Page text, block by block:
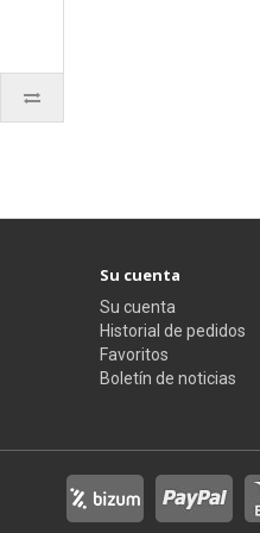
Su cuenta
Su cuenta
Historial de pedidos
Favoritos
Boletín de noticias